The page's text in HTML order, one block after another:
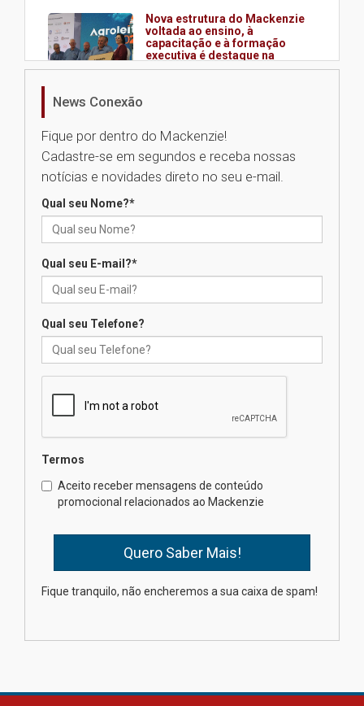
Nova estrutura do Mackenzie
voltada ao ensino, à
capacitação e à formação
executiva é destaque na
abertura da Agroleite 2026
Fronteiras do Pensamento
reúne Ana Suy e Gabriel Rolón
em debate inédito sobre os
caminhos da felicidade
estrutura e valores da
Mackenzie
Nova apresentação do Centro
homenageia artista brasileira
Universidade Mackenzie
realizará nova edição da Feira
EducationUSA
das novas tecnologias em
News Conexão
Fique por dentro do Mackenzie!
Cadastre-se em segundos e receba nossas
notícias e novidades direto no seu e-mail.
Qual seu Nome?*
Qual seu E-mail?*
Qual seu Telefone?
Termos
Aceito receber mensagens de conteúdo
promocional relacionados ao Mackenzie
Fique tranquilo, não encheremos a sua caixa de spam!